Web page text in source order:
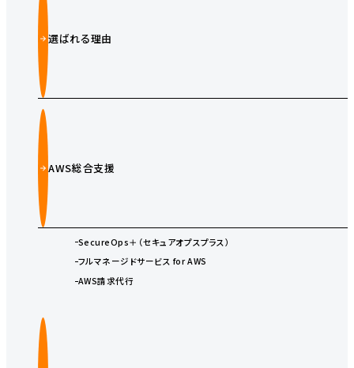
選ばれる理由
AWS総合支援
SecureOps＋（セキュアオプスプラス）
フルマネージドサービス for AWS
AWS請求代行